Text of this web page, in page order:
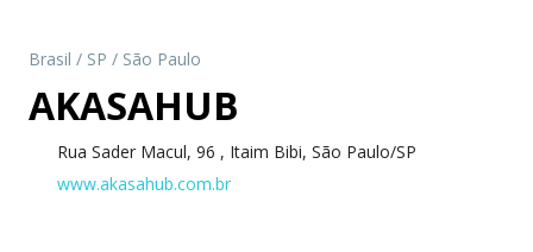
Brasil / SP / São Paulo
AKASAHUB
Rua Sader Macul, 96 , Itaim Bibi, São Paulo/SP
www.akasahub.com.br